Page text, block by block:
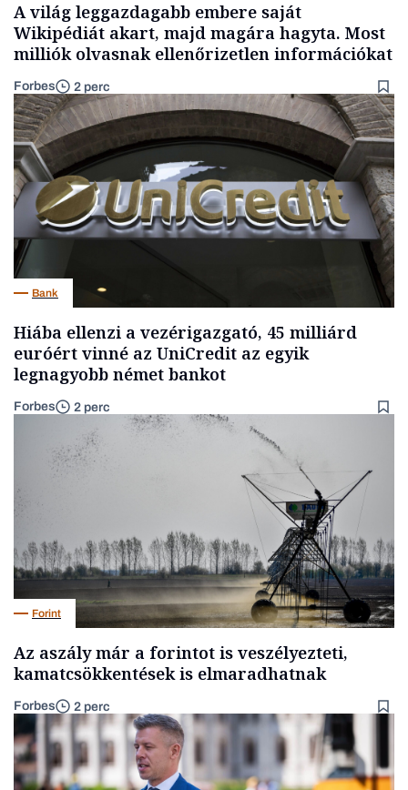
A világ leggazdagabb embere saját
Wikipédiát akart, majd magára hagyta. Most
milliók olvasnak ellenőrizetlen információkat
Forbes 2 perc
Bank
Hiába ellenzi a vezérigazgató, 45 milliárd
euróért vinné az UniCredit az egyik
legnagyobb német bankot
Forbes 2 perc
Forint
Az aszály már a forintot is veszélyezteti,
kamatcsökkentések is elmaradhatnak
Forbes 2 perc